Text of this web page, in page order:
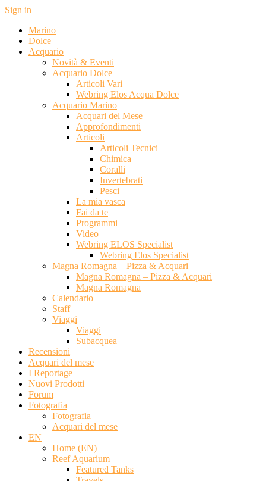
Sign in
Marino
Dolce
Acquario
Novità & Eventi
Acquario Dolce
Articoli Vari
Webring Elos Acqua Dolce
Acquario Marino
Acquari del Mese
Approfondimenti
Articoli
Articoli Tecnici
Chimica
Coralli
Invertebrati
Pesci
La mia vasca
Fai da te
Programmi
Video
Webring ELOS Specialist
Webring Elos Specialist
Magna Romagna – Pizza & Acquari
Magna Romagna – Pizza & Acquari
Magna Romagna
Calendario
Staff
Viaggi
Viaggi
Subacquea
Recensioni
Acquari del mese
I Reportage
Nuovi Prodotti
Forum
Fotografia
Fotografia
Acquari del mese
EN
Home (EN)
Reef Aquarium
Featured Tanks